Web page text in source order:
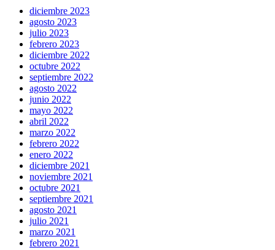
diciembre 2023
agosto 2023
julio 2023
febrero 2023
diciembre 2022
octubre 2022
septiembre 2022
agosto 2022
junio 2022
mayo 2022
abril 2022
marzo 2022
febrero 2022
enero 2022
diciembre 2021
noviembre 2021
octubre 2021
septiembre 2021
agosto 2021
julio 2021
marzo 2021
febrero 2021